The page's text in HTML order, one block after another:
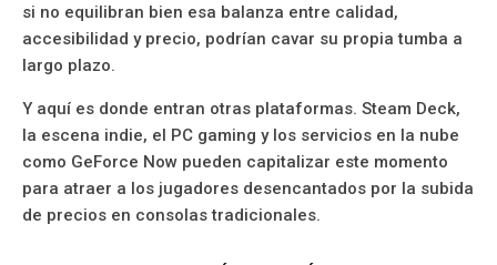
si no equilibran bien esa balanza entre calidad,
accesibilidad y precio, podrían cavar su propia tumba a
largo plazo.
Y aquí es donde entran otras plataformas. Steam Deck,
la escena indie, el PC gaming y los servicios en la nube
como GeForce Now pueden capitalizar este momento
para atraer a los jugadores desencantados por la subida
de precios en consolas tradicionales.